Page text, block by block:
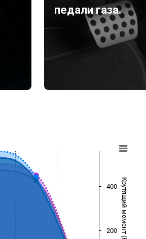
педали газа.
Крутящий момент (Нм)
200
400